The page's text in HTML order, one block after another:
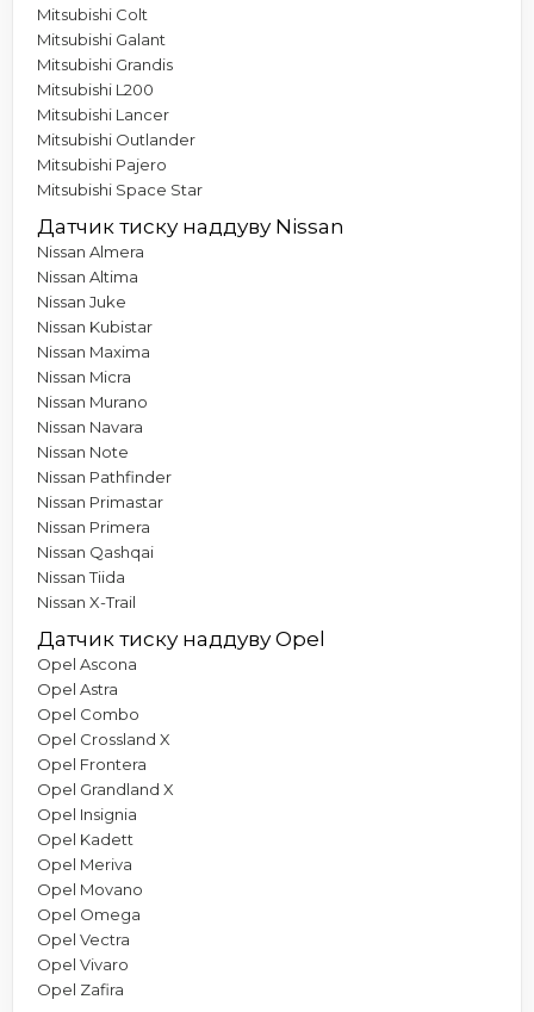
Mitsubishi Colt
Mitsubishi Galant
Mitsubishi Grandis
Mitsubishi L200
Mitsubishi Lancer
Mitsubishi Outlander
Mitsubishi Pajero
Mitsubishi Space Star
Датчик тиску наддуву Nissan
Nissan Almera
Nissan Altima
Nissan Juke
Nissan Kubistar
Nissan Maxima
Nissan Micra
Nissan Murano
Nissan Navara
Nissan Note
Nissan Pathfinder
Nissan Primastar
Nissan Primera
Nissan Qashqai
Nissan Tiida
Nissan X-Trail
Датчик тиску наддуву Opel
Opel Ascona
Opel Astra
Opel Combo
Opel Crossland X
Opel Frontera
Opel Grandland X
Opel Insignia
Opel Kadett
Opel Meriva
Opel Movano
Opel Omega
Opel Vectra
Opel Vivaro
Opel Zafira